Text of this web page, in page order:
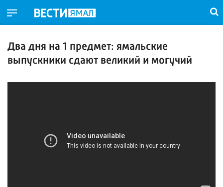
Два дня на 1 предмет: ямальские
выпускники сдают великий и могучий